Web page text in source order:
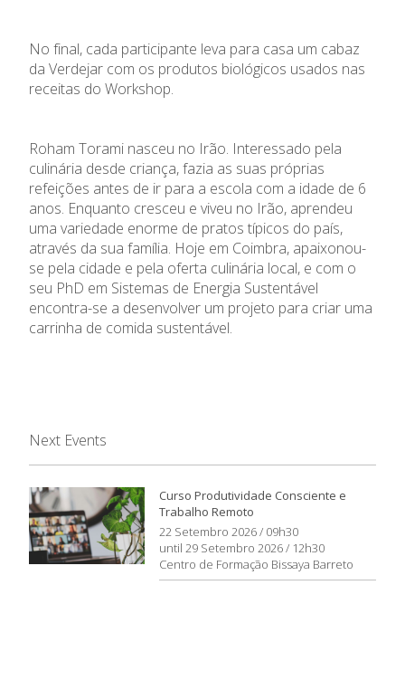
No final, cada participante leva para casa um cabaz
da Verdejar com os produtos biológicos usados nas
receitas do Workshop.
Roham Torami nasceu no Irão. Interessado pela
culinária desde criança, fazia as suas próprias
refeições antes de ir para a escola com a idade de 6
anos. Enquanto cresceu e viveu no Irão, aprendeu
uma variedade enorme de pratos típicos do país,
através da sua família. Hoje em Coimbra, apaixonou-
se pela cidade e pela oferta culinária local, e com o
seu PhD em Sistemas de Energia Sustentável
encontra-se a desenvolver um projeto para criar uma
carrinha de comida sustentável.
Next Events
Curso Produtividade Consciente e
Trabalho Remoto
22 Setembro 2026 / 09h30
until 29 Setembro 2026 / 12h30
Centro de Formação Bissaya Barreto